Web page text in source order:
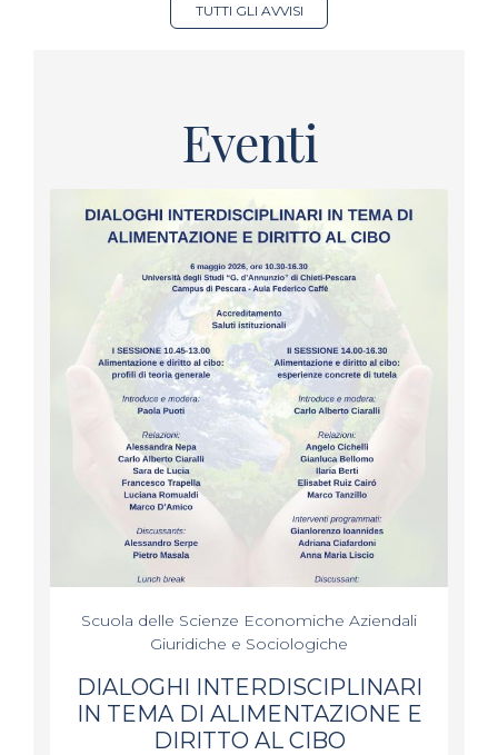
TUTTI GLI AVVISI
Eventi
Scuola delle Scienze Economiche Aziendali
Giuridiche e Sociologiche
DIALOGHI INTERDISCIPLINARI
IN TEMA DI ALIMENTAZIONE E
DIRITTO AL CIBO